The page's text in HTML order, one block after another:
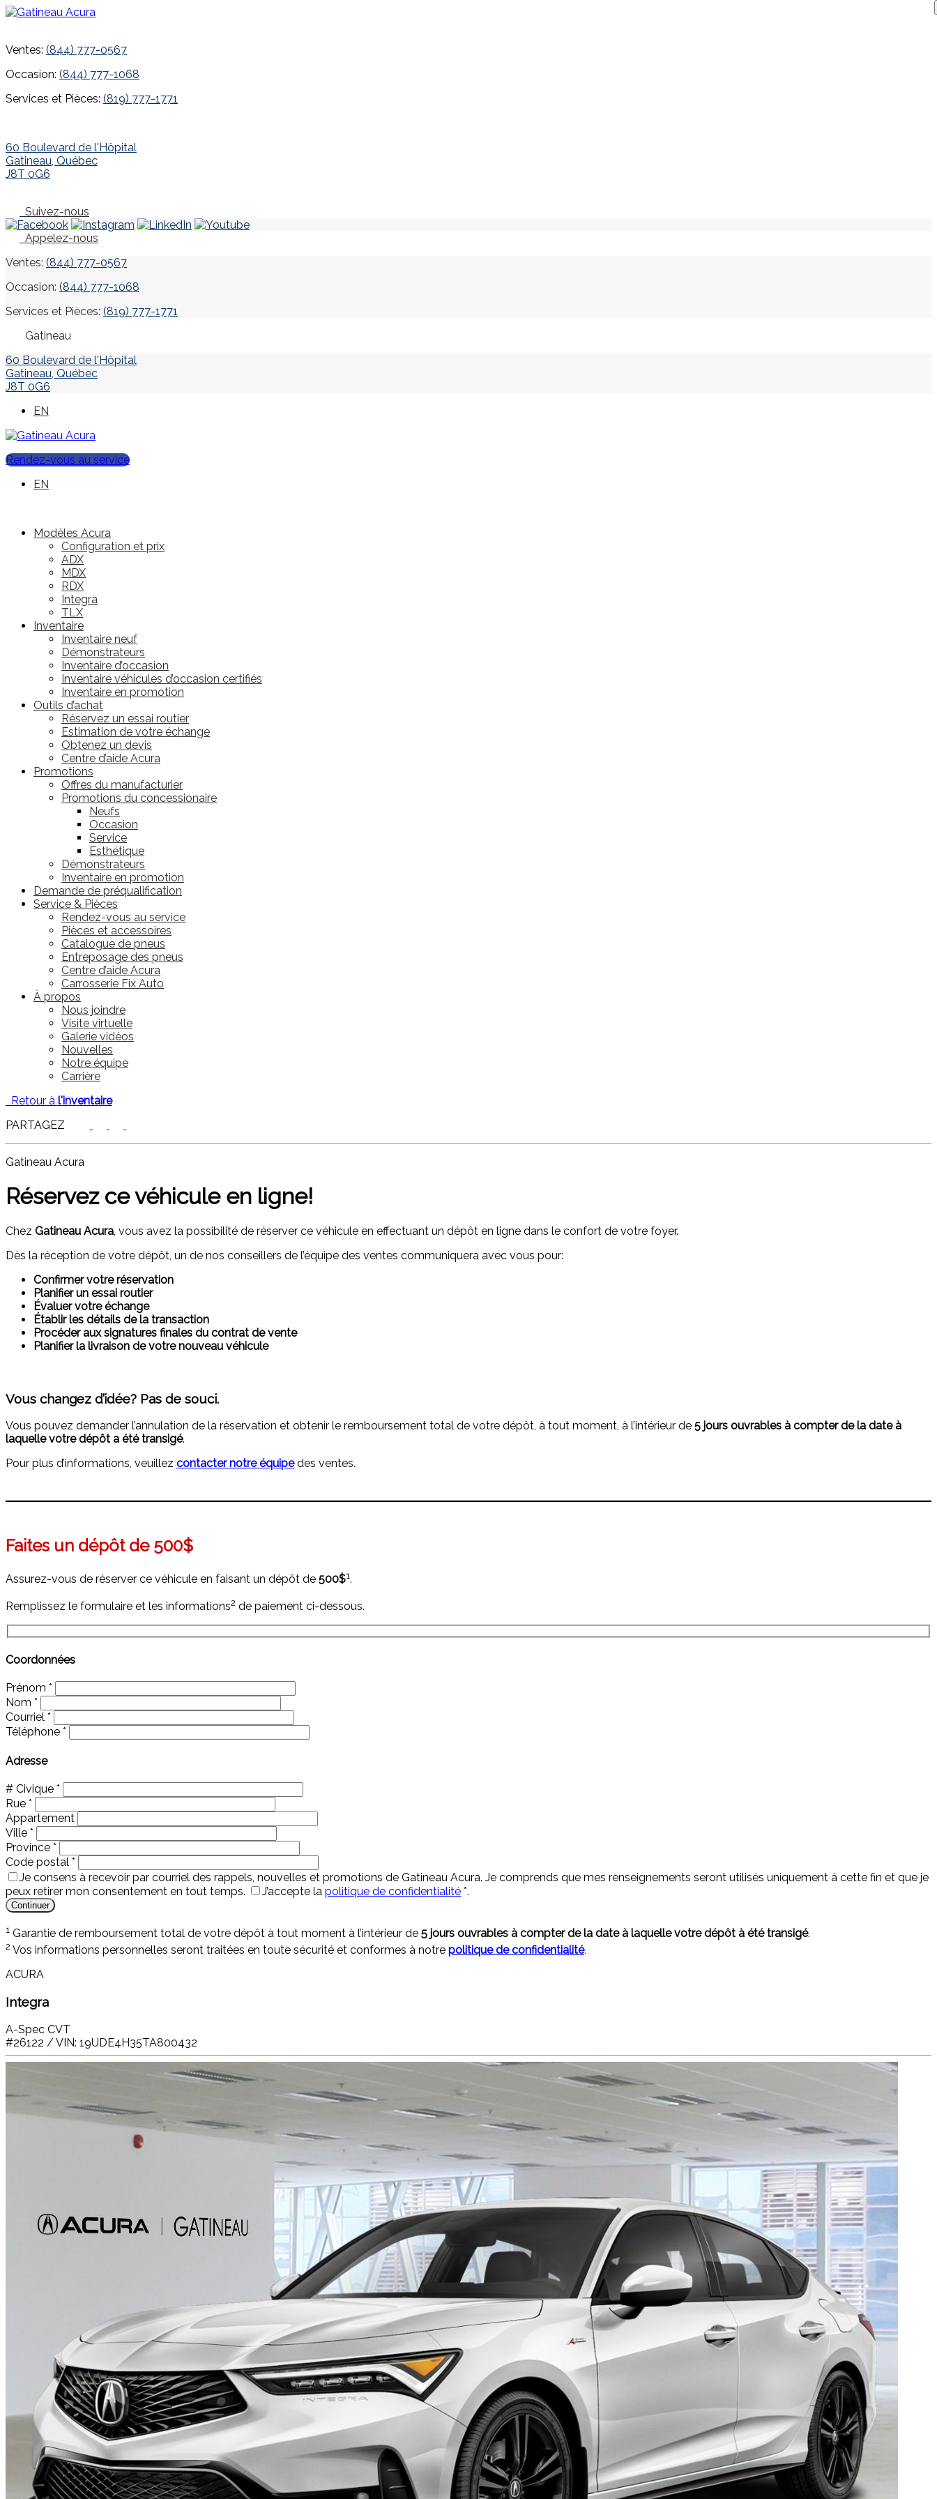
Ventes: (844) 777-0567
Occasion: (844) 777-1068
Services et Pièces: (819) 777-1771
60 Boulevard de l'Hôpital
Gatineau, Québec
J8T 0G6
Suivez-nous
Appelez-nous
Ventes: (844) 777-0567
Occasion: (844) 777-1068
Services et Pièces: (819) 777-1771
Gatineau
60 Boulevard de l'Hôpital
Gatineau, Québec
J8T 0G6
EN
Rendez-vous au service
EN
Modèles Acura
Configuration et prix
ADX
MDX
RDX
Integra
TLX
Inventaire
Inventaire neuf
Démonstrateurs
Inventaire d’occasion
Inventaire véhicules d’occasion certifiés
Inventaire en promotion
Outils d’achat
Réservez un essai routier
Estimation de votre échange
Obtenez un devis
Centre d’aide Acura
Promotions
Offres du manufacturier
Promotions du concessionaire
Neufs
Occasion
Service
Esthétique
Démonstrateurs
Inventaire en promotion
Demande de préqualification
Service & Pièces
Rendez-vous au service
Pièces et accessoires
Catalogue de pneus
Entreposage des pneus
Centre d’aide Acura
Carrosserie Fix Auto
À propos
Nous joindre
Visite virtuelle
Galerie vidéos
Nouvelles
Notre équipe
Carrière
Retour à l'inventaire
PARTAGEZ
Gatineau Acura
Réservez ce véhicule en ligne!
Chez Gatineau Acura, vous avez la possibilité de réserver ce véhicule en effectuant un dépôt en ligne dans le confort de votre foyer.
Dès la réception de votre dépôt, un de nos conseillers de l’équipe des ventes communiquera avec vous pour:
Confirmer votre réservation
Planifier un essai routier
Évaluer votre échange
Établir les détails de la transaction
Procéder aux signatures finales du contrat de vente
Planifier la livraison de votre nouveau véhicule
Vous changez d’idée? Pas de souci.
Vous pouvez demander l’annulation de la réservation et obtenir le remboursement total de votre dépôt, à tout moment, à l’intérieur de 5 jours ouvrables à compter de la date à
laquelle votre dépôt a été transigé.
Pour plus d’informations, veuillez contacter notre équipedes ventes.
Faites un dépôt de 500$
Assurez-vous de réserver ce véhicule en faisant un dépôt de 500$1.
Remplissez le formulaire et les informations2 de paiement ci-dessous.
Coordonnées
Prénom *
Nom *
Courriel *
Téléphone *
Adresse
# Civique *
Rue *
Appartement
Ville *
Province *
Code postal *
Je consens à recevoir par courriel des rappels, nouvelles et promotions de Gatineau Acura. Je comprends que mes renseignements seront utilisés uniquement à cette fin et que je
peux retirer mon consentement en tout temps.
J’accepte la politique de confidentialité *.
1 Garantie de remboursement total de votre dépôt à tout moment à l’intérieur de 5 jours ouvrables à compter de la date à laquelle votre dépôt à été transigé.
2 Vos informations personnelles seront traitées en toute sécurité et conformes à notre politique de confidentialité.
ACURA
Integra
A-Spec CVT
#26122 / VIN: 19UDE4H35TA800432